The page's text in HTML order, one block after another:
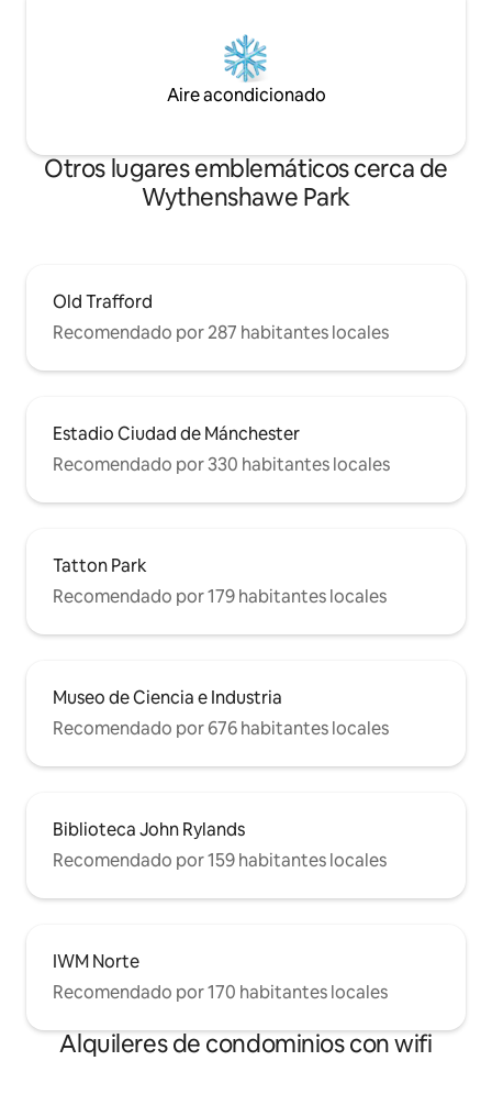
Aire acondicionado
Otros lugares emblemáticos cerca de
Wythenshawe Park
Old Trafford
Recomendado por 287 habitantes locales
Estadio Ciudad de Mánchester
Recomendado por 330 habitantes locales
Tatton Park
Recomendado por 179 habitantes locales
Museo de Ciencia e Industria
Recomendado por 676 habitantes locales
Biblioteca John Rylands
Recomendado por 159 habitantes locales
IWM Norte
Recomendado por 170 habitantes locales
Alquileres de condominios con wifi